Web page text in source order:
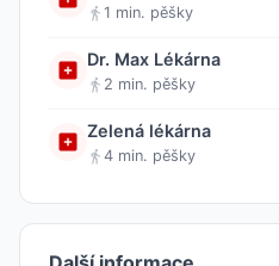
1 min. pěšky
Dr. Max Lékárna
2 min. pěšky
Zelená lékárna
4 min. pěšky